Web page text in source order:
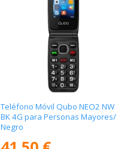
Teléfono Móvil Qubo NEO2 NW
BK 4G para Personas Mayores/
Negro